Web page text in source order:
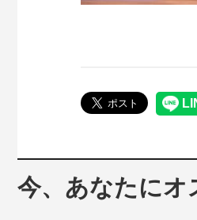
今、あなたにオ